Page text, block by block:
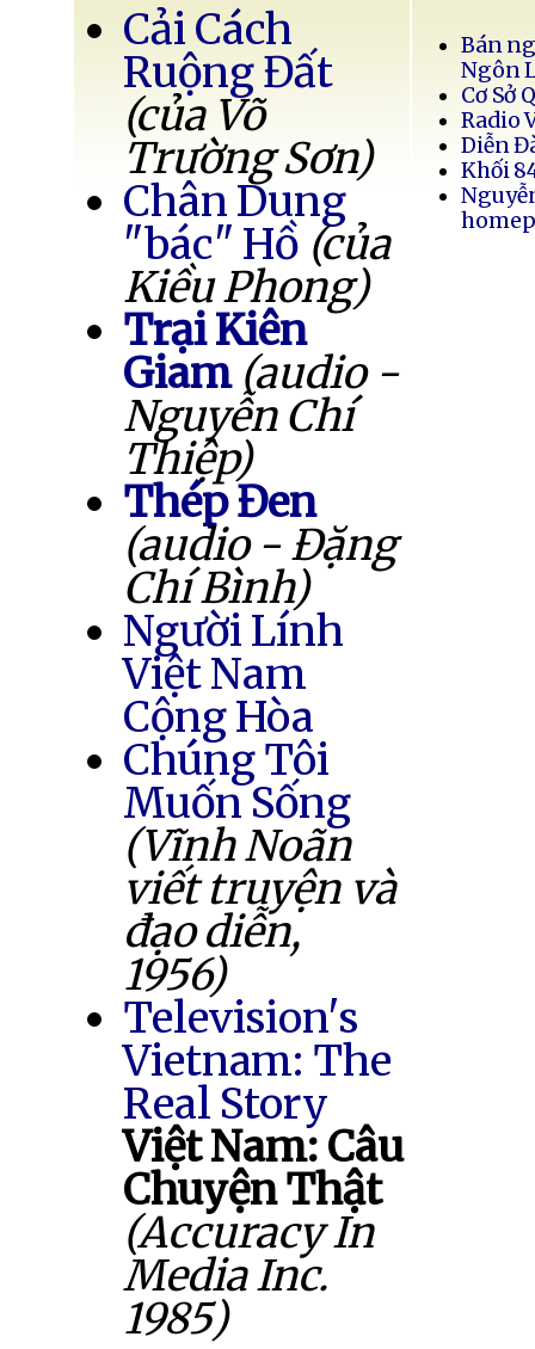
Cải Cách
Ruộng Đất
(của Võ
Trường Sơn)
Chân Dung
"bác" Hồ (của
Kiều Phong)
Trại Kiên
Giam (audio -
Nguyễn Chí
Thiệp)
Thép Đen
(audio - Đặng
Chí Bình)
Người Lính
Việt Nam
Cộng Hòa
Chúng Tôi
Muốn Sống
(Vĩnh Noãn
viết truyện và
đạo diễn,
1956)
Television's
Vietnam: The
Real Story
Việt Nam: Câu
Chuyện Thật
(Accuracy In
Media Inc.
1985)
Bán
Ngôn
Cơ Sở
Radio
Diễn
Khối